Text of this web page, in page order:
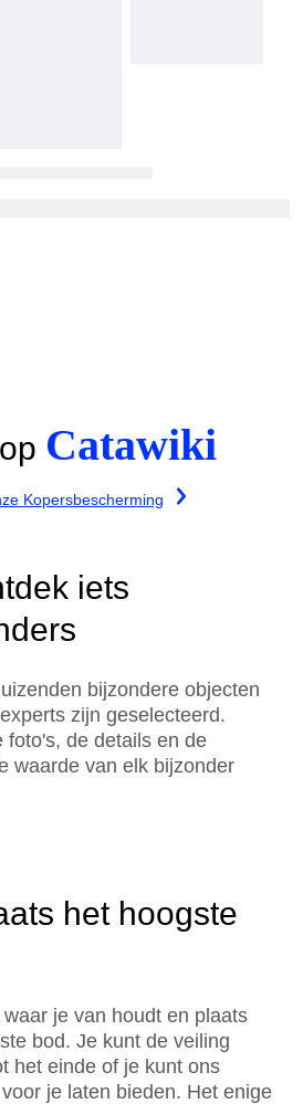
Catawiki
Kopersbescherming
iets
bijzondere objecten
zijn geselecteerd.
foto's, de details en de
waarde van elk bijzonder
het hoogste
je van houdt en plaats
bod. Je kunt de veiling
het einde of je kunt ons
je laten bieden. Het enige